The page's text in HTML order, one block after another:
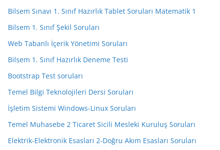
Bilsem Sınavı 1. Sınıf Hazırlık Tablet Soruları Matematik 1
Bilsem 1. Sınıf Şekil Soruları
Web Tabanlı İçerik Yönetimi Soruları
Bilsem 1. Sınıf Hazırlık Deneme Testi
Bootstrap Test soruları
Temel Bilgi Teknolojileri Dersi Soruları
İşletim Sistemi Windows-Linux Soruları
Temel Muhasebe 2 Ticaret Sicili Mesleki Kuruluş Soruları
Elektrik-Elektronik Esasları 2-Doğru Akım Esasları Soruları